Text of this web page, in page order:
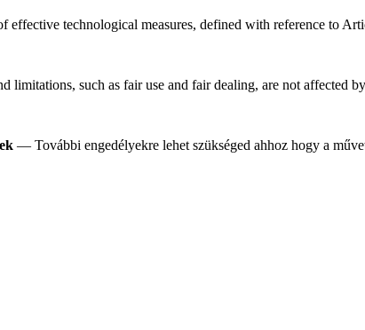
technological measures, defined with reference to
limitations, such as fair use and fair dealing, are not affected
— További engedélyekre lehet szükséged ahhoz hogy a